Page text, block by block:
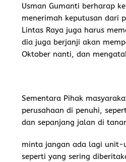
Usman Gumanti berharap
menerimah keputusan dari
Lintas Raya juga harus
dia juga berjanji akan
Oktober nanti, dan
Sementara Pihak
perusahaan di penuhi,
dan sepanjang jalan di
minta jangan ada lagi unit-
seperti yang sering